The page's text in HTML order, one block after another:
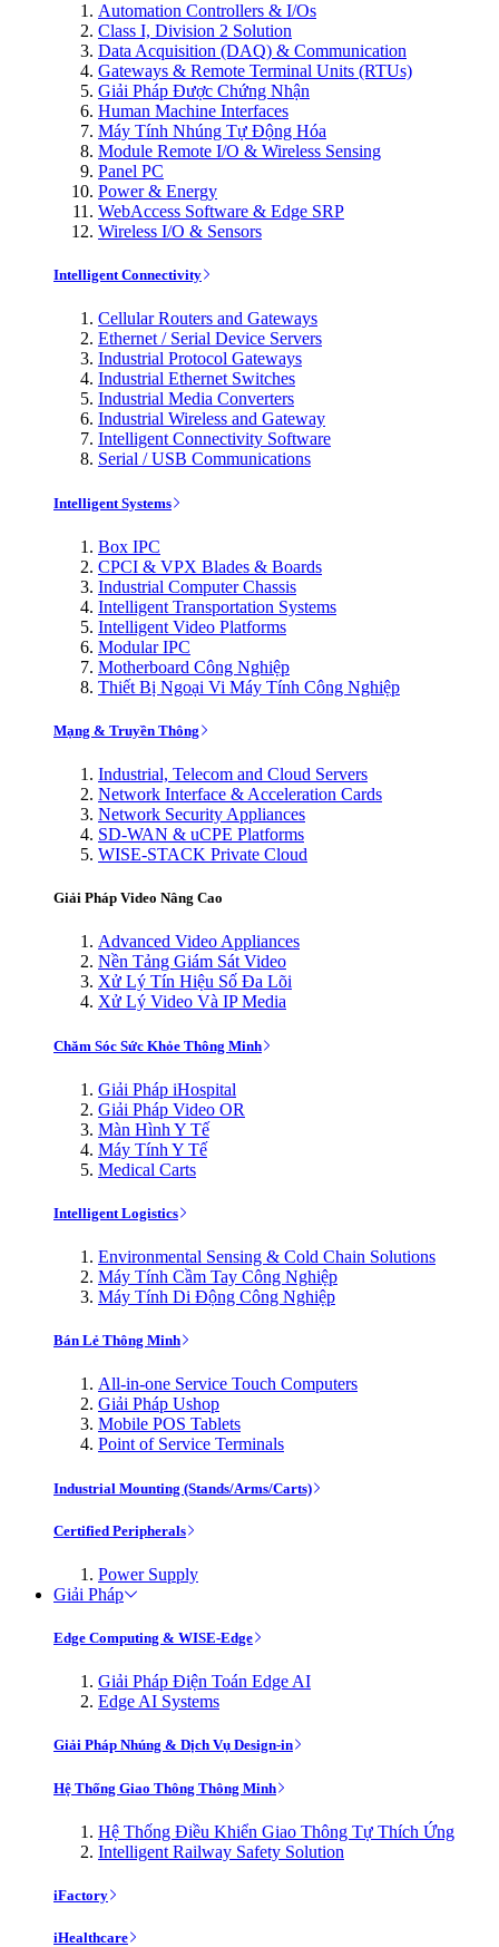
Automation Controllers & I/Os
Class I, Division 2 Solution
Data Acquisition (DAQ) & Communication
Gateways & Remote Terminal Units (RTUs)
Giải Pháp Được Chứng Nhận
Human Machine Interfaces
Máy Tính Nhúng Tự Động Hóa
Module Remote I/O & Wireless Sensing
Panel PC
Power & Energy
WebAccess Software & Edge SRP
Wireless I/O & Sensors
Intelligent Connectivity
Cellular Routers and Gateways
Ethernet / Serial Device Servers
Industrial Protocol Gateways
Industrial Ethernet Switches
Industrial Media Converters
Industrial Wireless and Gateway
Intelligent Connectivity Software
Serial / USB Communications
Intelligent Systems
Box IPC
CPCI & VPX Blades & Boards
Industrial Computer Chassis
Intelligent Transportation Systems
Intelligent Video Platforms
Modular IPC
Motherboard Công Nghiệp
Thiết Bị Ngoại Vi Máy Tính Công Nghiệp
Mạng & Truyền Thông
Industrial, Telecom and Cloud Servers
Network Interface & Acceleration Cards
Network Security Appliances
SD-WAN & uCPE Platforms
WISE-STACK Private Cloud
Giải Pháp Video Nâng Cao
Advanced Video Appliances
Nền Tảng Giám Sát Video
Xử Lý Tín Hiệu Số Đa Lõi
Xử Lý Video Và IP Media
Chăm Sóc Sức Khỏe Thông Minh
Giải Pháp iHospital
Giải Pháp Video OR
Màn Hình Y Tế
Máy Tính Y Tế
Medical Carts
Intelligent Logistics
Environmental Sensing & Cold Chain Solutions
Máy Tính Cầm Tay Công Nghiệp
Máy Tính Di Động Công Nghiệp
Bán Lẻ Thông Minh
All-in-one Service Touch Computers
Giải Pháp Ushop
Mobile POS Tablets
Point of Service Terminals
Industrial Mounting (Stands/Arms/Carts)
Certified Peripherals
Power Supply
Giải Pháp
Edge Computing & WISE-Edge
Giải Pháp Điện Toán Edge AI
Edge AI Systems
Giải Pháp Nhúng & Dịch Vụ Design-in
Hệ Thống Giao Thông Thông Minh
Hệ Thống Điều Khiển Giao Thông Tự Thích Ứng
Intelligent Railway Safety Solution
iFactory
iHealthcare